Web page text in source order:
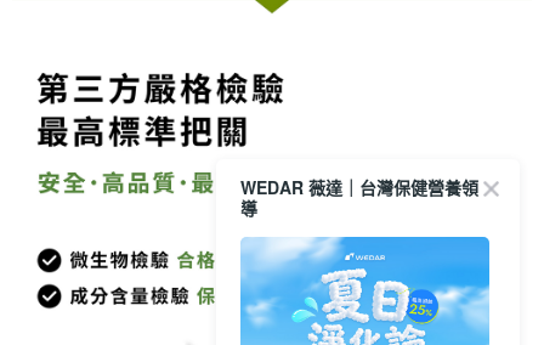
WEDAR 薇達｜台灣保健營養領
導